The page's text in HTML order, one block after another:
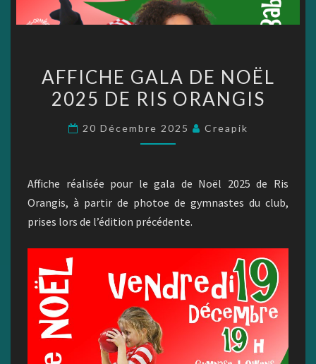
GALA
DE
ORANGIS
AFFICHE GALA DE NOËL
2025 DE RIS ORANGIS
20 Décembre 2025 Creapik
Affiche réalisée pour le gala de Noël 2025 de Ris
Orangis, à partir de photoe de gymnastes du club,
prises lors de l’édition précédente.